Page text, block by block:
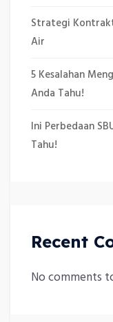
Strategi
Air
5 Kesalahan
Anda Tahu!
Ini Perbedaan
Tahu!
Recent
No comments